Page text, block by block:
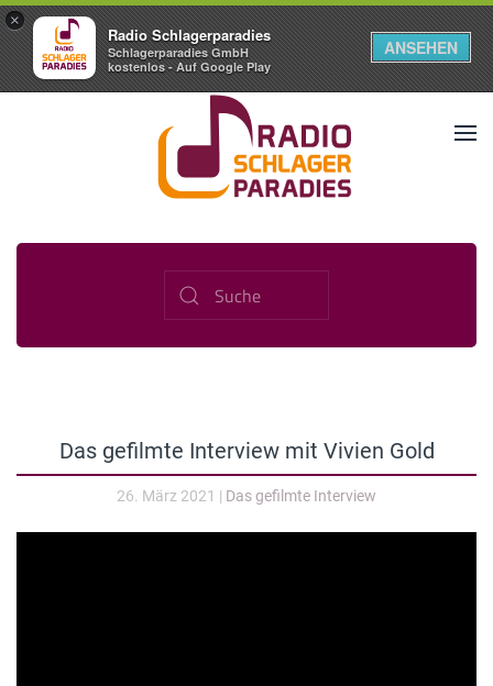
×
Radio Schlagerparadies
Schlagerparadies GmbH
kostenlos - Auf Google Play
ANSEHEN
Das gefilmte Interview mit Vivien Gold
26. März 2021 | Das gefilmte Interview